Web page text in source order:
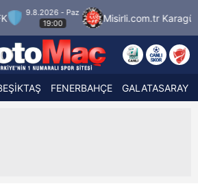
Misirli.com.tr Karagümrük SMS
FENERBAHÇE GALATASARAY